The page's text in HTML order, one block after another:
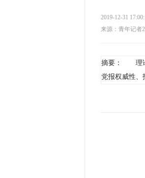
2019-12-31
来源：青年记者
摘要： 理论
党报权威性、